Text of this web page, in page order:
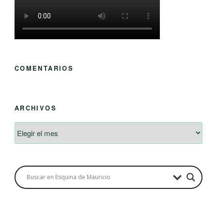
COMENTARIOS
ARCHIVOS